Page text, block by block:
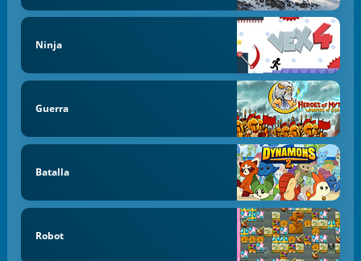
Ninja
Guerra
Batalla
Robot